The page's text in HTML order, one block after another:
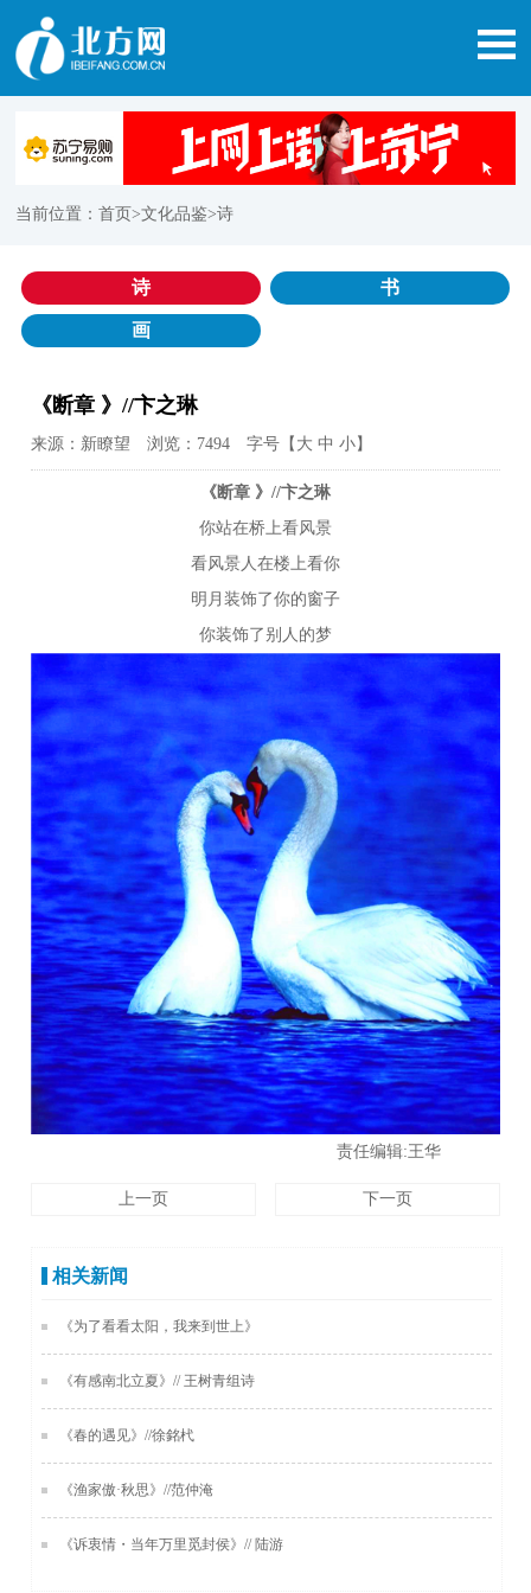
当前位置：首页>文化品鉴>诗
诗 书
画
《断章 》//卞之琳
来源：新瞭望 浏览：7494 字号【 大 中 小】
《断章 》//卞之琳
你站在桥上看风景
看风景人在楼上看你
明月装饰了你的窗子
你装饰了别人的梦
责任编辑:王华
上一页 下一页
相关新闻
《为了看看太阳，我来到世上》
《有感南北立夏》// 王树青组诗
《春的遇见》//徐銘杙
《渔家傲·秋思》//范仲淹
《诉衷情・当年万里觅封侯》// 陆游